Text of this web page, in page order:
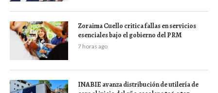
Zoraima Cuello critica fallas en servicios
esenciales bajo el gobierno del PRM
7 horas ago
INABIE avanza distribución de utilería de